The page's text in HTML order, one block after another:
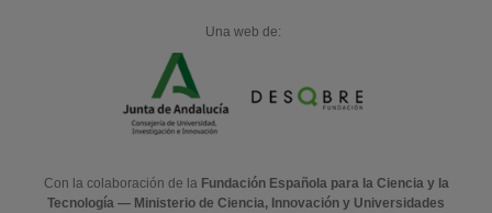
Una web de:
Con la colaboración de la Fundación Española para la Ciencia y la
Tecnología — Ministerio de Ciencia, Innovación y Universidades